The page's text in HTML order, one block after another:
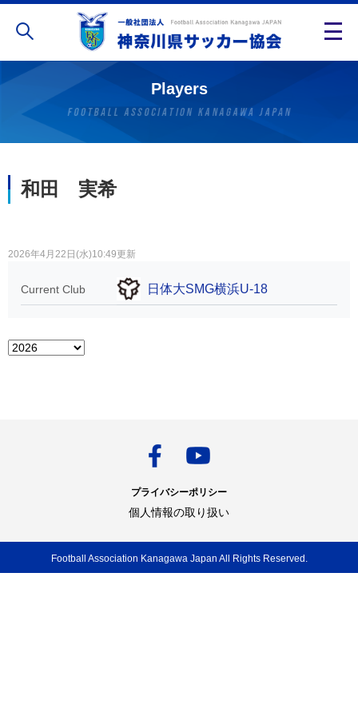
Players
和田 実希
2026年4月22日(水)10:49更新
Current Club 日体大SMG横浜U-18
プライバシーポリシー
個人情報の取り扱い
Football Association Kanagawa Japan All Rights Reserved.